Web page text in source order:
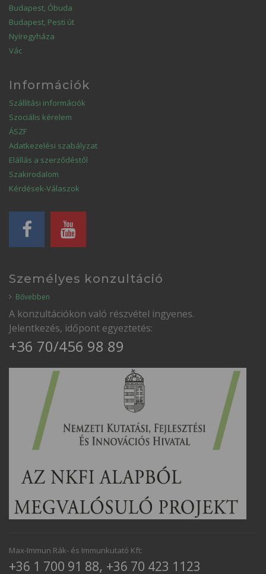
Budapest, Óbuda
Budapest, Pesti út
Nyíregyháza
Vác
Információk
Szállítási információk
Szociális kérelem
ÁSZF
Adatkezelési szabályzat
Elállás a szerződéstől
Szakirodalom
Kérdések-Válaszok
Személyes konzultáció
Bővebben
A konzultációkon való részvétel ingyenes.
Jelentkezés, időpont egyeztetés:
+36 70/456 98 89
Max-Immun Rák- és Immunkutató Kft:
+36 1 700 91 88, +36 70 423 1123